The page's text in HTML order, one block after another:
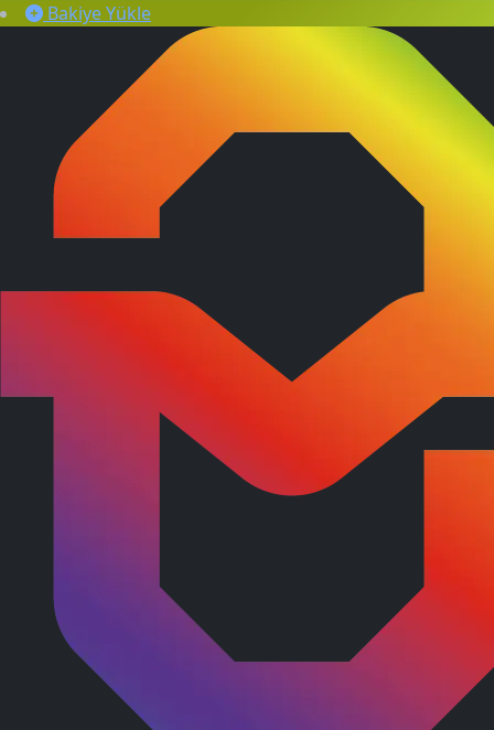
Bakiye Yükle